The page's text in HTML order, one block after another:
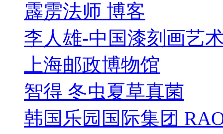
霹雳法师 博客
李人雄-中国漆刻画艺
上海邮政博物馆
智得 冬虫夏草真菌
韩国乐园国际集团